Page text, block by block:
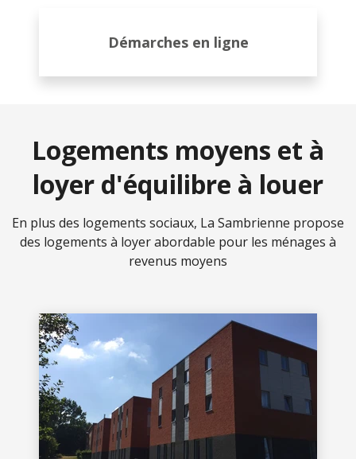
Démarches en ligne
Logements moyens et à
loyer d'équilibre à louer
En plus des logements sociaux, La Sambrienne propose
des logements à loyer abordable pour les ménages à
revenus moyens